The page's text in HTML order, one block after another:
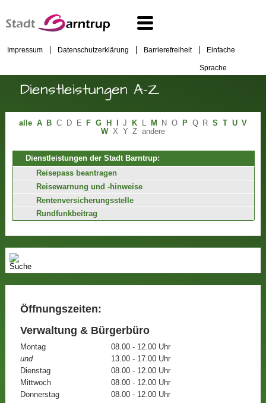
Impressum Datenschutzerklärung Barrierefreiheit Einfache
Sprache
Dienstleistungen A-Z
alle A B C D E F G H J K L M N O P Q R S T U V
W X Y Z andere
Dienstleistungen der Stadt Barntrup:
Reisepass beantragen
Reisewarnung und -hinweise
Rentenversicherungsstelle
Rundfunkbeitrag
Öffnungszeiten:
Verwaltung & Bürgerbüro
Montag
08.00 - 12.00 Uhr
und
13.00 - 17.00 Uhr
Dienstag
08.00 - 12.00 Uhr
Mittwoch
08.00 - 12.00 Uhr
Donnerstag
08.00 - 12.00 Uhr